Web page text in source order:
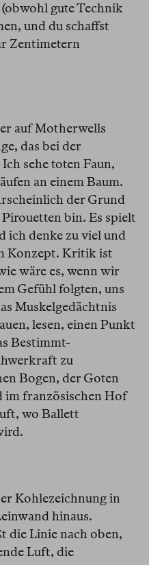
gute Technik
und du schaffst
Zentimetern
auf Motherwells
das bei der
sehe toten Faun,
an einem Baum.
der Grund
bin. Es spielt
ich denke zu viel und
Konzept. Kritik ist
wäre es, wenn wir
Gefühl folgten, uns
Muskelgedächtnis
lesen, einen Punkt
Bestimmt-
zu
Bogen, der Goten
im französischen Hof
wo Ballett
Kohlezeichnung in
hinaus.
die Linie nach oben,
Luft, die